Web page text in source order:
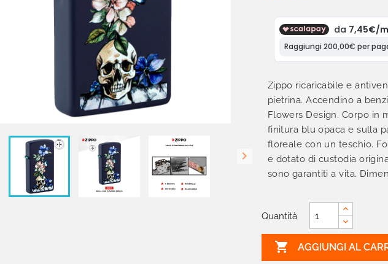

Zippo ricaricabile e
pietrina. Accendino a
Flowers Design. Corpo in
finitura blu opaca e sulla
floreale con un teschio.
e dotato di custodia
sono garantiti a vita.
Quantità
 AGGIUNGI AL